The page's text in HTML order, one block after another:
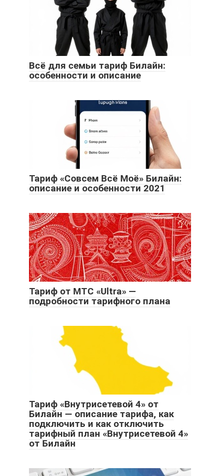
Всё для семьи тариф Билайн:
особенности и описание
Тариф «Совсем Всё Моё» Билайн:
описание и особенности 2021
Тариф от МТС «Ultra» —
подробности тарифного плана
Тариф «Внутрисетевой 4» от
Билайн — описание тарифа, как
подключить и как отключить
тарифный план «Внутрисетевой 4»
от Билайн